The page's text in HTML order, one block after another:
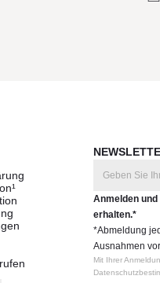
Anmelden
erhalten.*
*Abmeldung
Ausnahmen
Mit Ihrer